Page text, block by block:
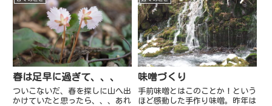
しかし、帰りの便が、まさかの条
件付き運航になってしまい。。。
着陸態勢に入ってからずっとド
キ...
す。最後までかっこよかったクッ
キー、本当にありがとうね。クッ
キーがいっしょに過ごし、先に旅
立...
春は足早に過ぎて、、、
ついこないだ、春を探しに山へ出
かけていたと思ったら、、、あれ
味噌づくり
手前味噌とはこのことか！という
ほど感動した手作り味噌。昨年は